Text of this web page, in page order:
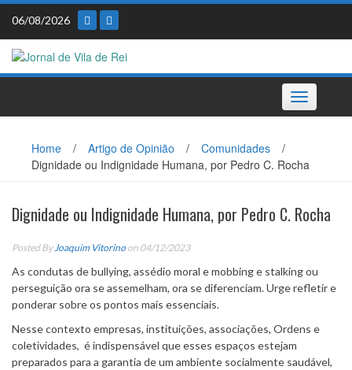
Skip
content
06/08/2026
Toggle
navigation
Home / Artigo de Opinião / Comunidades
/
Dignidade ou Indignidade Humana, por Pedro C. Rocha
Dignidade ou Indignidade Humana, por Pedro C. Rocha
Posted By Joaquim Vitorino on 04/12/2023
As condutas de bullying, assédio moral e mobbing e stalking ou
perseguição ora se assemelham, ora se diferenciam. Urge refletir e
ponderar sobre os pontos mais essenciais.
Nesse contexto empresas, instituições, associações, Ordens e
coletividades, é indispensável que esses espaços estejam
preparados para a garantia de um ambiente socialmente saudável,